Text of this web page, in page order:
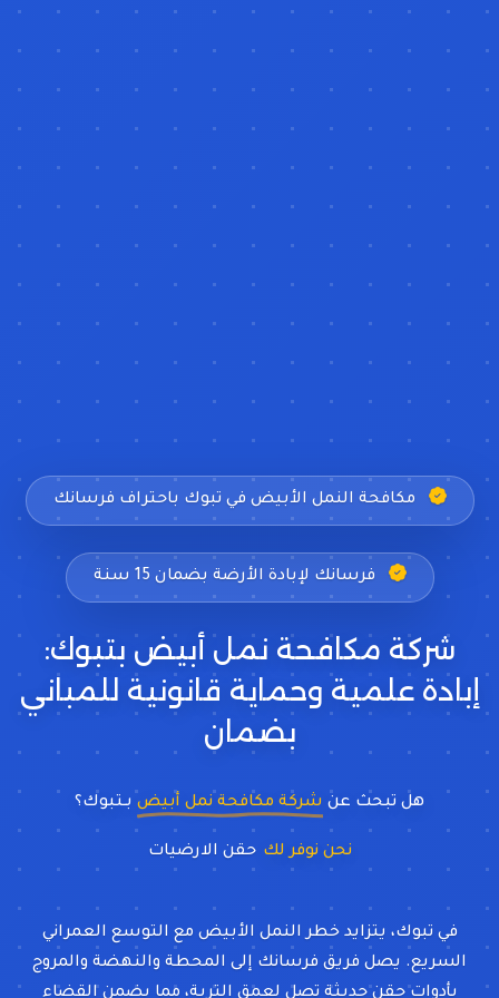
مكافحة النمل الأبيض في تبوك باحتراف فرسانك
فرسانك لإبادة الأرضة بضمان 15 سنة
شركة مكافحة نمل أبيض بتبوك:
إبادة علمية وحماية قانونية للمباني
بضمان
هل تبحث عن شركة مكافحة نمل أبيض بـتبوك؟
نحن نوفر لك حقن الارضيات
في تبوك، يتزايد خطر النمل الأبيض مع التوسع العمراني
السريع. يصل فريق فرسانك إلى المحطة والنهضة والمروج
بأدوات حقن حديثة تصل لعمق التربة، مما يضمن القضاء